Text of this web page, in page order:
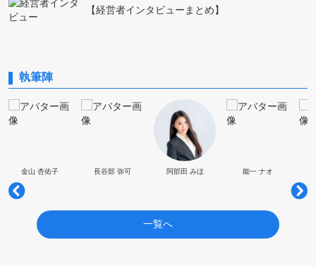
【経営者インタビューまとめ】
執筆陣
金山 杏佑子 長谷部 弥可 阿部田 みほ 能一 ナオ
一覧へ